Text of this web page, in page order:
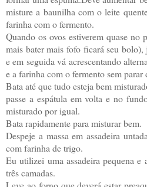
misture a baunilha com o leite
farinha com o fermento.
Quando os ovos estiverem quase no
mais bater mais fofo ficará seu
e em seguida vá acrescentando
e a farinha com o fermento sem parar
Bata até que tudo esteja bem
passe a espátula em volta e no
misturado por igual.
Bata rapidamente para misturar bem.
Despeje a massa em assadeira
com farinha de trigo.
Eu utilizei uma assadeira pequena
três camadas.